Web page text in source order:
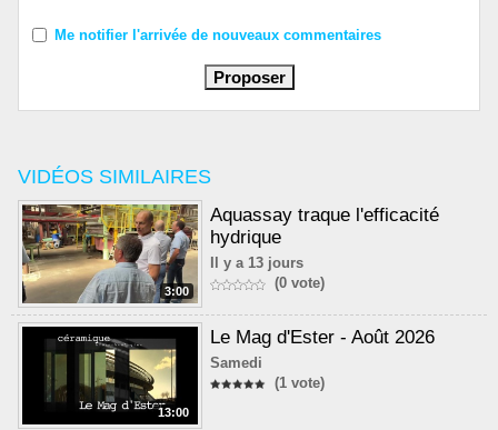
VIDÉOS SIMILAIRES
3:00
Aquassay traque l'efficacité
hydrique
Il y a 13 jours
(0 vote)
13:00
Le Mag d'Ester - Août 2026
Samedi
(1 vote)
Me notifier l'arrivée de nouveaux commentaires